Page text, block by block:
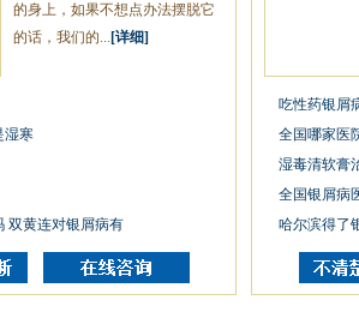
的身上，如果不想点办法摆脱它
的话，我们的... [详细]
湿寒
双黄连对银屑病有
吃性药银屑
全国哪家医
湿毒清软膏
全国银屑病
哈尔滨得了